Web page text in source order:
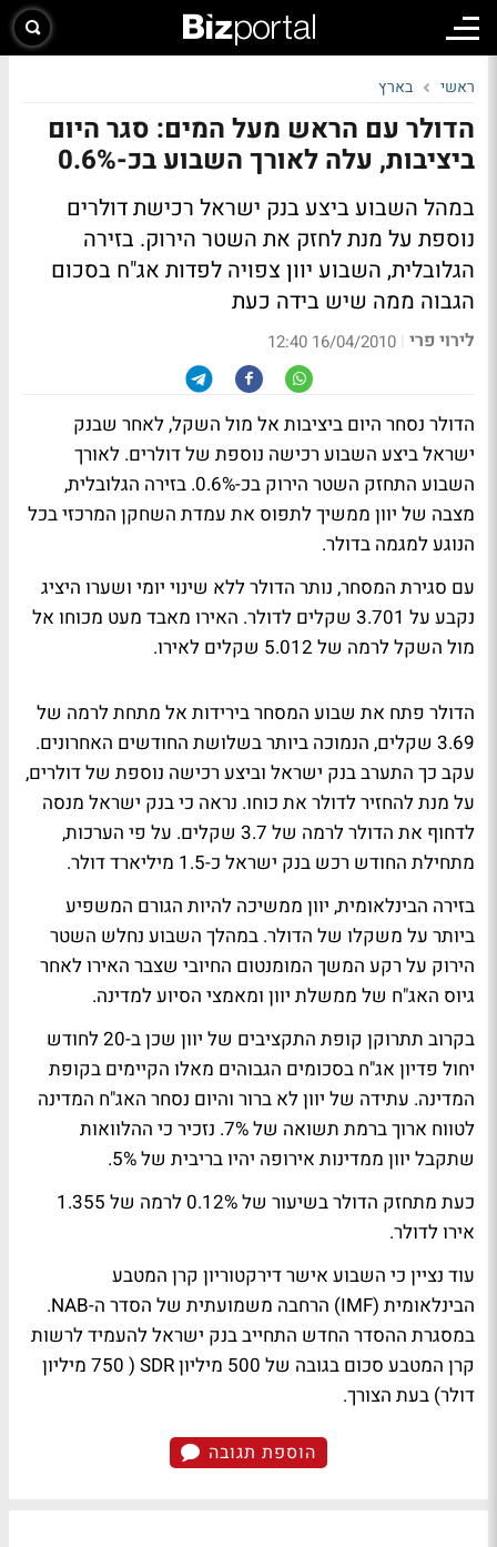
ראשי בארץ
הדולר עם הראש מעל המים: סגר היום
ביציבות, עלה לאורך השבוע בכ-0.6%
במהל השבוע ביצע בנק ישראל רכישת דולרים
נוספת על מנת לחזק את השטר הירוק. בזירה
הגלובלית, השבוע יוון צפויה לפדות אג"ח בסכום
הגבוה ממה שיש בידה כעת
לירוי פרי |
16/04/2010 12:40
הדולר נסחר היום ביציבות אל מול השקל, לאחר שבנק
ישראל ביצע השבוע רכישה נוספת של דולרים. לאורך
השבוע התחזק השטר הירוק בכ-0.6%. בזירה הגלובלית,
מצבה של יוון ממשיך לתפוס את עמדת השחקן המרכזי בכל
הנוגע למגמה בדולר.
עם סגירת המסחר, נותר הדולר ללא שינוי יומי ושערו היציג
נקבע על 3.701 שקלים לדולר. האירו מאבד מעט מכוחו אל
מול השקל לרמה של 5.012 שקלים לאירו.
הדולר פתח את שבוע המסחר בירידות אל מתחת לרמה של
3.69 שקלים, הנמוכה ביותר בשלושת החודשים האחרונים.
עקב כך התערב בנק ישראל וביצע רכישה נוספת של דולרים,
על מנת להחזיר לדולר את כוחו. נראה כי בנק ישראל מנסה
לדחוף את הדולר לרמה של 3.7 שקלים. על פי הערכות,
מתחילת החודש רכש בנק ישראל כ-1.5 מיליארד דולר.
בזירה הבינלאומית, יוון ממשיכה להיות הגורם המשפיע
ביותר על משקלו של הדולר. במהלך השבוע נחלש השטר
הירוק על רקע המשך המומנטום החיובי שצבר האירו לאחר
גיוס האג"ח של ממשלת יוון ומאמצי הסיוע למדינה.
בקרוב תתרוקן קופת התקציבים של יוון שכן ב-20 לחודש
יחול פדיון אג"ח בסכומים הגבוהים מאלו הקיימים בקופת
המדינה. עתידה של יוון לא ברור והיום נסחר האג"ח המדינה
לטווח ארוך ברמת תשואה של 7%. נזכיר כי ההלוואות
שתקבל יוון ממדינות אירופה יהיו בריבית של 5%.
כעת מתחזק הדולר בשיעור של 0.12% לרמה של 1.355
אירו לדולר.
עוד נציין כי השבוע אישר דירקטוריון קרן המטבע
הבינלאומית (IMF) הרחבה משמועתית של הסדר ה-NAB.
במסגרת ההסדר החדש התחייב בנק ישראל להעמיד לרשות
קרן המטבע סכום בגובה של 500 מיליון SDR ( 750 מיליון
דולר) בעת הצורך.
הוספת תגובה